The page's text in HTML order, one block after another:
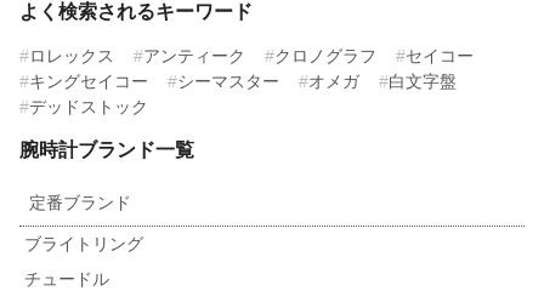
よく検索されるキーワード
ロレックス アンティーク クロノグラフ
セイコー
キングセイコー
シーマスター オメガ
白文字盤
デッドストック
腕時計ブランド一覧
定番ブランド
ブライトリング
チュードル